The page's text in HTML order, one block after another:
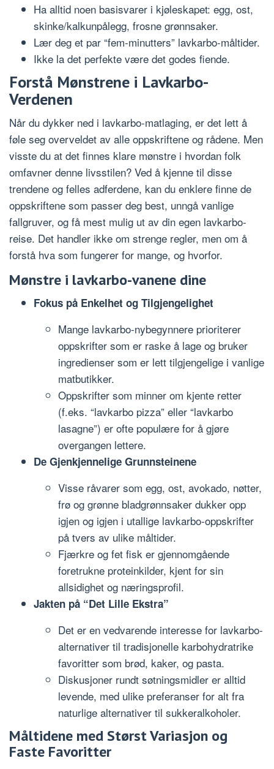
Ha alltid noen basisvarer i kjøleskapet: egg, ost,
skinke/kalkunpålegg, frosne grønnsaker.
Lær deg et par “fem-minutters” lavkarbo-måltider.
Ikke la det perfekte være det godes fiende.
Forstå Mønstrene i Lavkarbo-
Verdenen
Når du dykker ned i lavkarbo-matlaging, er det lett å
føle seg overveldet av alle oppskriftene og rådene. Men
visste du at det finnes klare mønstre i hvordan folk
omfavner denne livsstilen? Ved å kjenne til disse
trendene og felles adferdene, kan du enklere finne de
oppskriftene som passer deg best, unngå vanlige
fallgruver, og få mest mulig ut av din egen lavkarbo-
reise. Det handler ikke om strenge regler, men om å
forstå hva som fungerer for mange, og hvorfor.
Mønstre i lavkarbo-vanene dine
Fokus på Enkelhet og Tilgjengelighet
Mange lavkarbo-nybegynnere prioriterer
oppskrifter som er raske å lage og bruker
ingredienser som er lett tilgjengelige i vanlige
matbutikker.
Oppskrifter som minner om kjente retter
(f.eks. “lavkarbo pizza” eller “lavkarbo
lasagne”) er ofte populære for å gjøre
overgangen lettere.
De Gjenkjennelige Grunnsteinene
Visse råvarer som egg, ost, avokado, nøtter,
frø og grønne bladgrønnsaker dukker opp
igjen og igjen i utallige lavkarbo-oppskrifter
på tvers av ulike måltider.
Fjærkre og fet fisk er gjennomgående
foretrukne proteinkilder, kjent for sin
allsidighet og næringsprofil.
Jakten på “Det Lille Ekstra”
Det er en vedvarende interesse for lavkarbo-
alternativer til tradisjonelle karbohydratrike
favoritter som brød, kaker, og pasta.
Diskusjoner rundt søtningsmidler er alltid
levende, med ulike preferanser for alt fra
naturlige alternativer til sukkeralkoholer.
Måltidene med Størst Variasjon og
Faste Favoritter